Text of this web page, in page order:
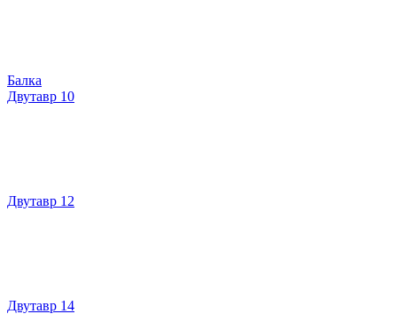
Балка
Двутавр 10
Двутавр 12
Двутавр 14